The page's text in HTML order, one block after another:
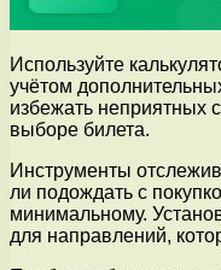
Используйте
учётом
избежать неприятных
выборе билета.
Инструменты
ли подождать с
минимальному.
для направлений,